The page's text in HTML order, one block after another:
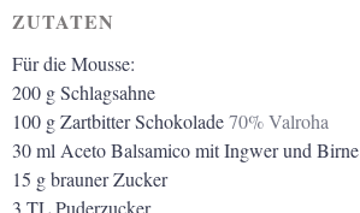
ZUTATEN
Für die Mousse:
200 gSchlagsahne
100 gZartbitter Schokolade70% Valroha
30ml Aceto Balsamico mit Ingwer und Birne
15 gbrauner Zucker
3 TL Puderzucker